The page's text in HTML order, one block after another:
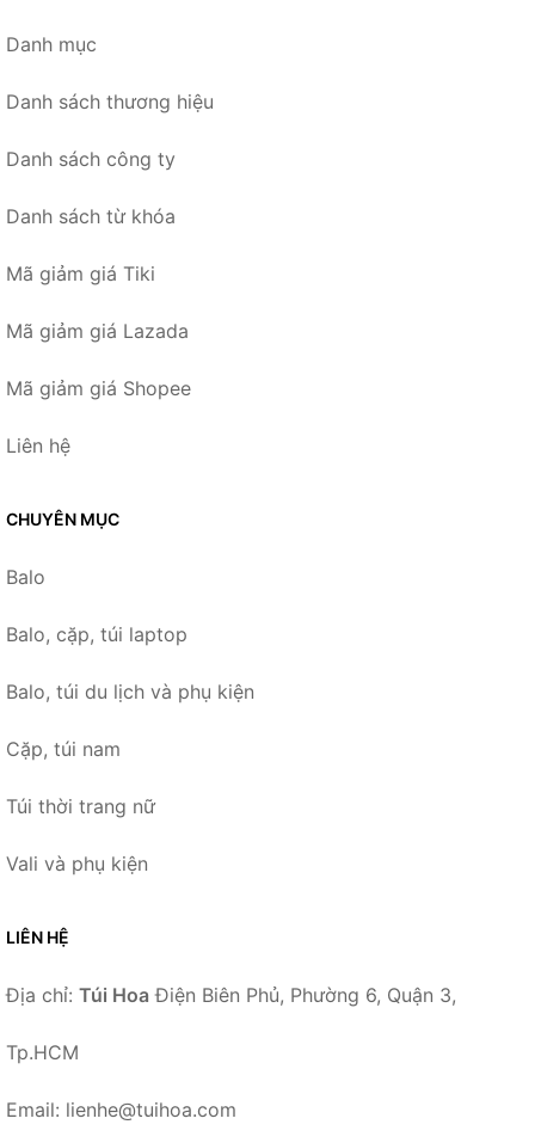
Danh mục
Danh sách thương hiệu
Danh sách công ty
Danh sách từ khóa
Mã giảm giá Tiki
Mã giảm giá Lazada
Mã giảm giá Shopee
Liên hệ
CHUYÊN MỤC
Balo
Balo, cặp, túi laptop
Balo, túi du lịch và phụ kiện
Cặp, túi nam
Túi thời trang nữ
Vali và phụ kiện
LIÊN HỆ
Địa chỉ: Túi Hoa Điện Biên Phủ, Phường 6, Quận 3,
Tp.HCM
Email: lienhe@tuihoa.com